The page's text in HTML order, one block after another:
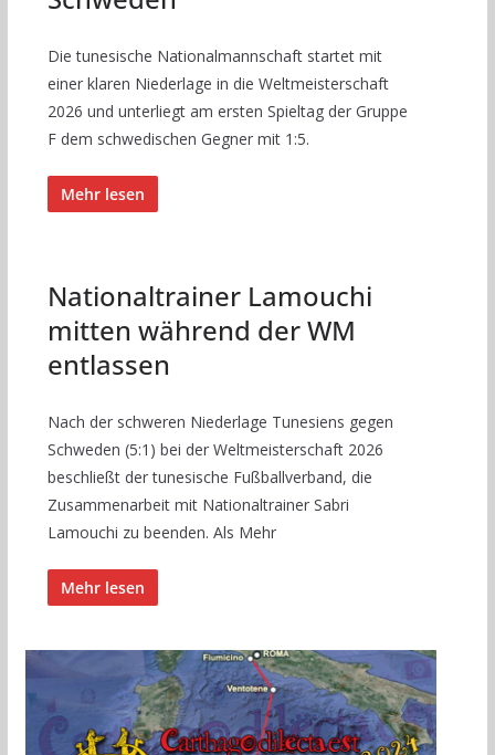
Die tunesische Nationalmannschaft startet mit
einer klaren Niederlage in die Weltmeisterschaft
2026 und unterliegt am ersten Spieltag der Gruppe
F dem schwedischen Gegner mit 1:5.
Mehr lesen
Nationaltrainer Lamouchi
mitten während der WM
entlassen
Nach der schweren Niederlage Tunesiens gegen
Schweden (5:1) bei der Weltmeisterschaft 2026
beschließt der tunesische Fußballverband, die
Zusammenarbeit mit Nationaltrainer Sabri
Lamouchi zu beenden. Als Mehr
Mehr lesen